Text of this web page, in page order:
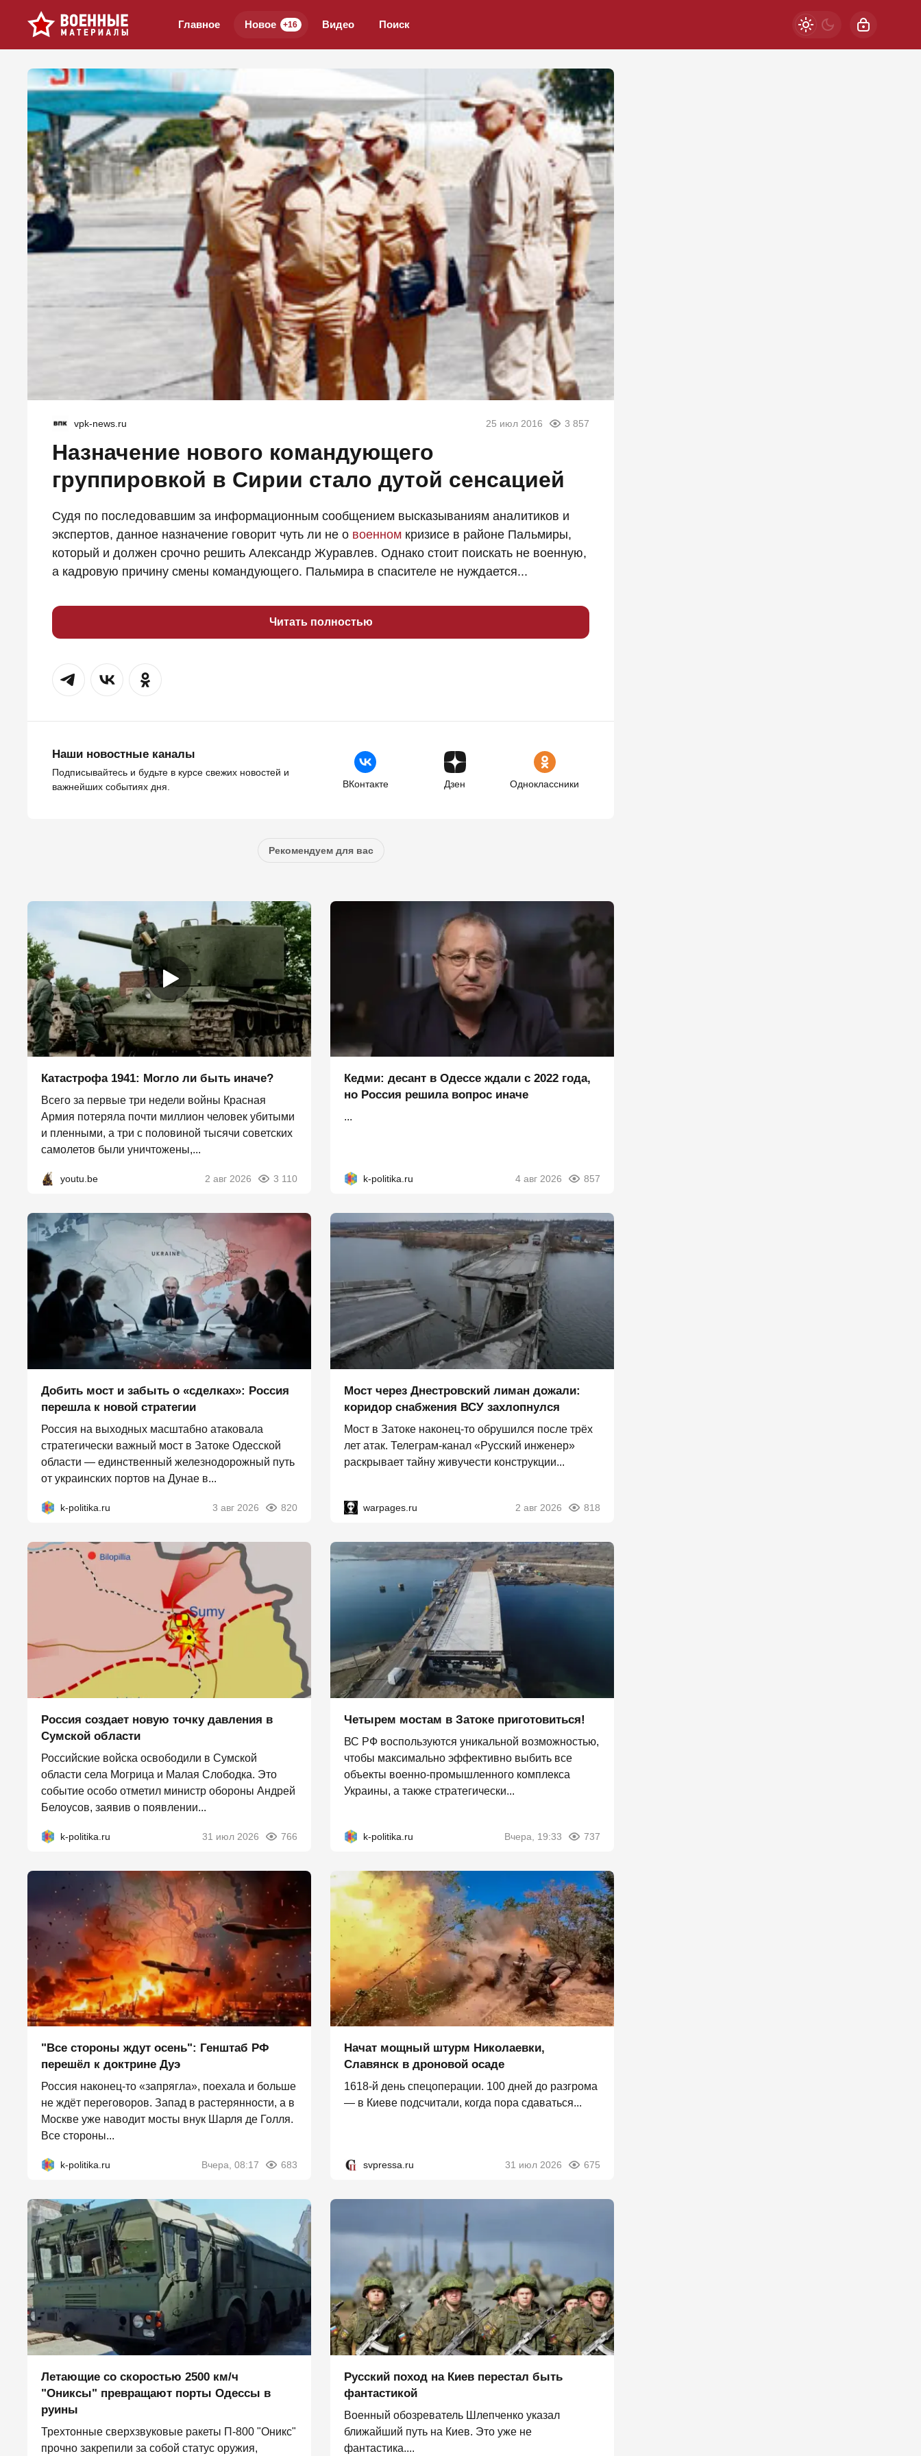
Главное Новое +16 Видео Поиск
vpk-news.ru 25 июл 2016 3 857
Назначение нового командующего
группировкой в Сирии стало дутой сенсацией
Судя по последовавшим за информационным сообщением высказываниям аналитиков и
экспертов, данное назначение говорит чуть ли не о военном кризисе в районе Пальмиры,
который и должен срочно решить Александр Журавлев. Однако стоит поискать не военную,
а кадровую причину смены командующего. Пальмира в спасителе не нуждается...
Читать полностью
Наши новостные каналы
Подписывайтесь и будьте в курсе свежих новостей и
важнейших событиях дня.
ВКонтакте Дзен Одноклассники
Рекомендуем для вас
Катастрофа 1941: Могло ли быть иначе?
Всего за первые три недели войны Красная
Армия потеряла почти миллион человек убитыми
и пленными, а три с половиной тысячи советских
самолетов были уничтожены,...
youtu.be 2 авг 2026 3 110
Кедми: десант в Одессе ждали с 2022 года,
но Россия решила вопрос иначе
...
k-politika.ru 4 авг 2026 857
Добить мост и забыть о «сделках»: Россия
перешла к новой стратегии
Россия на выходных масштабно атаковала
стратегически важный мост в Затоке Одесской
области — единственный железнодорожный путь
от украинских портов на Дунае в...
k-politika.ru 3 авг 2026 820
Мост через Днестровский лиман дожали:
коридор снабжения ВСУ захлопнулся
Мост в Затоке наконец-то обрушился после трёх
лет атак. Телеграм-канал «Русский инженер»
раскрывает тайну живучести конструкции...
warpages.ru 2 авг 2026 818
Россия создает новую точку давления в
Сумской области
Российские войска освободили в Сумской
области села Могрица и Малая Слободка. Это
событие особо отметил министр обороны Андрей
Белоусов, заявив о появлении...
k-politika.ru 31 июл 2026 766
Четырем мостам в Затоке приготовиться!
ВС РФ воспользуются уникальной возможностью,
чтобы максимально эффективно выбить все
объекты военно-промышленного комплекса
Украины, а также стратегически...
k-politika.ru Вчера, 19:33 737
"Все стороны ждут осень": Генштаб РФ
перешёл к доктрине Дуэ
Россия наконец-то «запрягла», поехала и больше
не ждёт переговоров. Запад в растерянности, а в
Москве уже наводит мосты внук Шарля де Голля.
Все стороны...
k-politika.ru Вчера, 08:17 683
Начат мощный штурм Николаевки,
Славянск в дроновой осаде
1618-й день спецоперации. 100 дней до разгрома
— в Киеве подсчитали, когда пора сдаваться...
svpressa.ru 31 июл 2026 675
Летающие со скоростью 2500 км/ч
"Ониксы" превращают порты Одессы в
руины
Трехтонные сверхзвуковые ракеты П‑800 "Оникс"
прочно закрепили за собой статус оружия,
Русский поход на Киев перестал быть
фантастикой
Военный обозреватель Шлепченко указал
ближайший путь на Киев. Это уже не
фантастика....